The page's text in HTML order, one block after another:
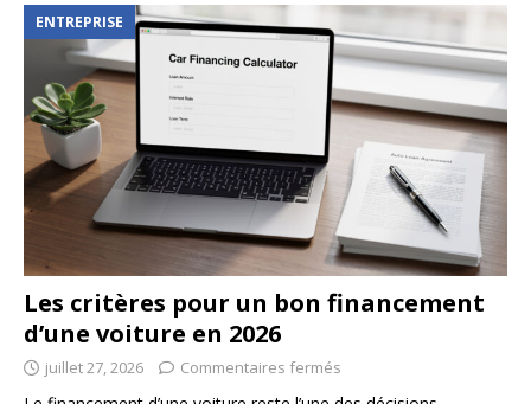
ENTREPRISE
Les critères pour un bon financement
d’une voiture en 2026
juillet 27, 2026 Commentaires fermés